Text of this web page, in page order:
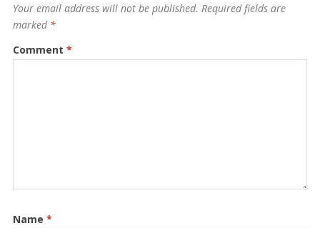
Your email address will not be published. Required fields are
marked *
Comment *
Name *